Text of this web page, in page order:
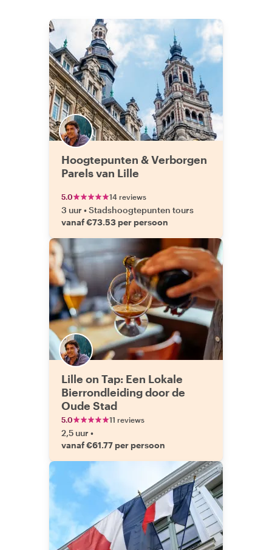
Hoogtepunten & Verborgen
Parels van Lille
5.0 14 reviews
3 uur •Stadshoogtepunten tours
vanaf €73.53 per persoon
Lille on Tap: Een Lokale
Bierrondleiding door de
Oude Stad
5.0 11 reviews
2,5 uur •
vanaf €61.77 per persoon